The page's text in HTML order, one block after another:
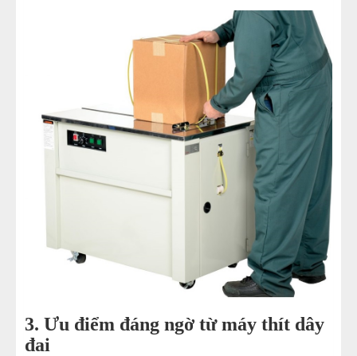
3. Ưu điểm đáng ngờ từ máy thít dây
đai